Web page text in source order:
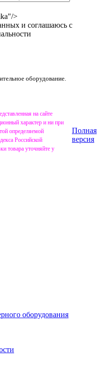
>
и соглашаюсь с
оборудование.
на сайте
характер и ни при
определяемой
Российской
товара уточняйте у
Полная
версия
оборудования